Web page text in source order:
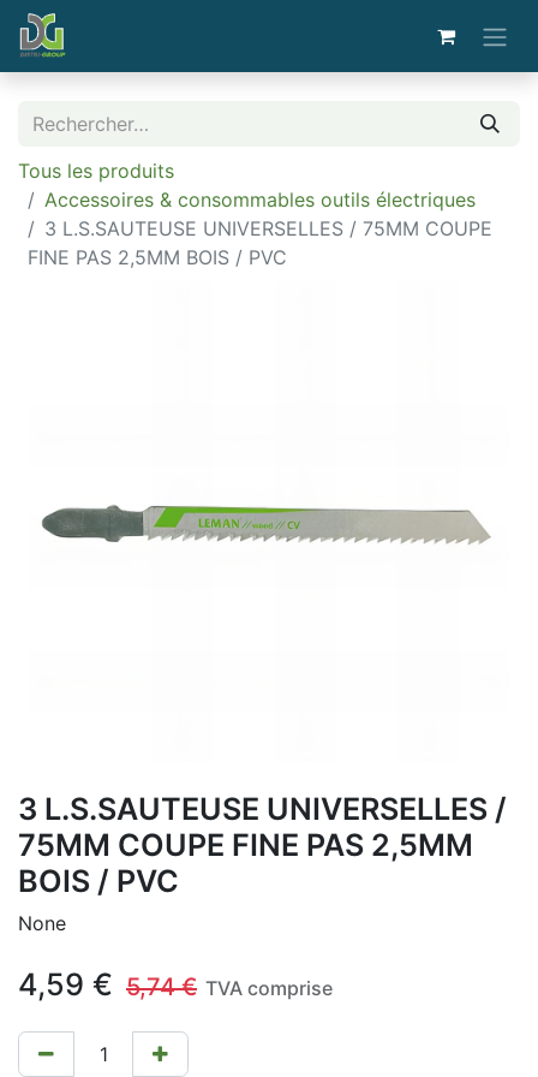
Tous les produits
Accessoires & consommables outils électriques
3 L.S.SAUTEUSE UNIVERSELLES / 75MM COUPE
FINE PAS 2,5MM BOIS / PVC
3 L.S.SAUTEUSE UNIVERSELLES /
75MM COUPE FINE PAS 2,5MM
BOIS / PVC
None
4,59 € 5,74€ TVA comprise